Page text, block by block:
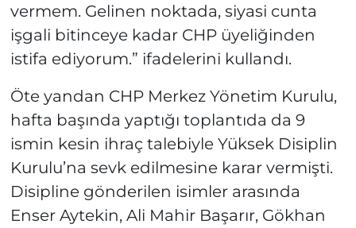
vermem. Gelinen noktada, siyasi cunta
işgali bitinceye kadar CHP üyeliğinden
istifa ediyorum.” ifadelerini kullandı.
Öte yandan CHP Merkez Yönetim Kurulu,
hafta başında yaptığı toplantıda da 9
ismin kesin ihraç talebiyle Yüksek Disiplin
Kurulu’na sevk edilmesine karar vermişti.
Disipline gönderilen isimler arasında
Enser Aytekin, Ali Mahir Başarır, Gökhan